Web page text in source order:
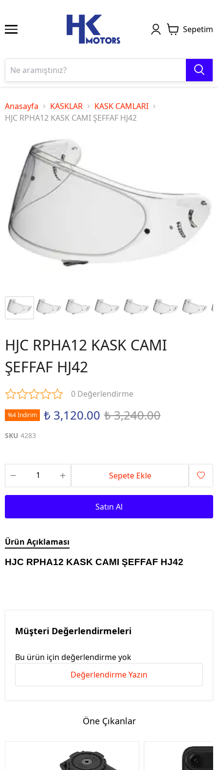
Sepetim
Anasayfa KASKLAR
KASK CAMLARI
HJC RPHA12 KASK CAMI ŞEFFAF HJ42
HJC RPHA12 KASK CAMI
ŞEFFAF HJ42
0 Değerlendirme
%4 İndirim ₺ 3,120.00 ₺ 3,240.00
SKU 4283
Sepete Ekle
Satın Al
Ürün Açıklaması
HJC RPHA12 KASK CAMI ŞEFFAF HJ42
Müşteri Değerlendirmeleri
Bu ürün için değerlendirme yok
Değerlendirme Yazın
Öne Çıkanlar